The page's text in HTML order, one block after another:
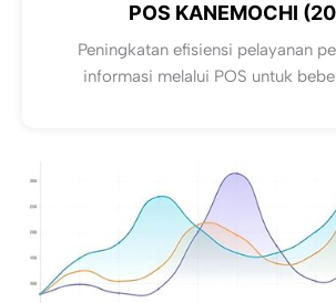
POS KANEMOCHI
Peningkatan efisiensi pelayanan
informasi melalui POS untuk